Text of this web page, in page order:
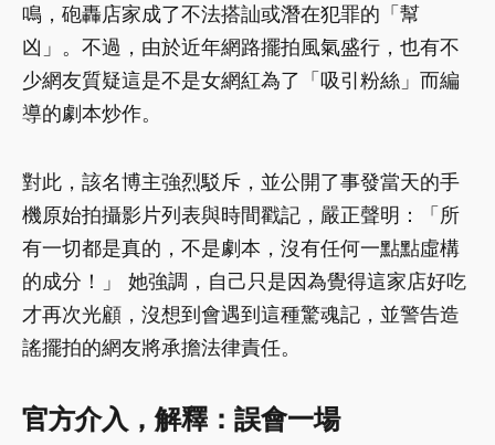
鳴，砲轟店家成了不法搭訕或潛在犯罪的「幫
凶」。不過，由於近年網路擺拍風氣盛行，也有不
少網友質疑這是不是女網紅為了「吸引粉絲」而編
導的劇本炒作。
對此，該名博主強烈駁斥，並公開了事發當天的手
機原始拍攝影片列表與時間戳記，嚴正聲明：「所
有一切都是真的，不是劇本，沒有任何一點點虛構
的成分！」 她強調，自己只是因為覺得這家店好吃
才再次光顧，沒想到會遇到這種驚魂記，並警告造
謠擺拍的網友將承擔法律責任。
官方介入，解釋：誤會一場